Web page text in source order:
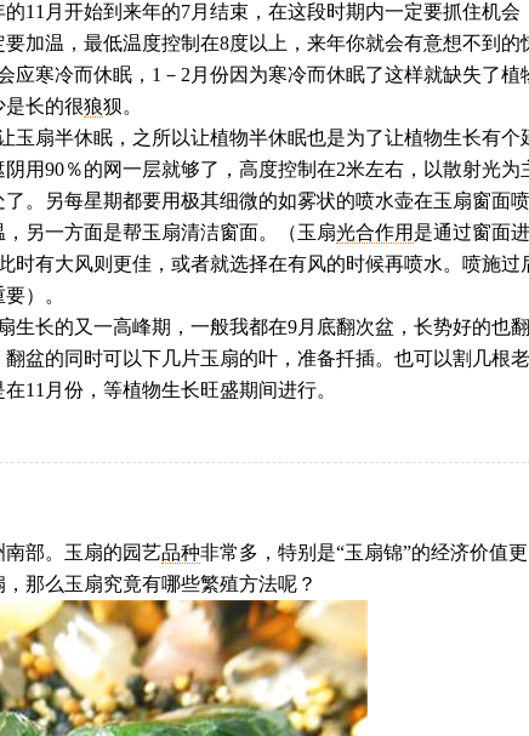
月开始到来年的7月结束，在这段时期内一定要抓住机会
加温，最低温度控制在8度以上，来年你就会有意想不到的
应寒冷而休眠，1－2月份因为寒冷而休眠了这样就缺失了植
是长的很狼狈。
玉扇半休眠，之所以让植物半休眠也是为了让植物生长有个
用90％的网一层就够了，高度控制在2米左右，以散射光为
。另每星期都要用极其细微的如雾状的喷水壶在玉扇窗面
另一方面是帮玉扇清洁窗面。（玉扇光合作用 是通过窗面
时有大风则更佳，或者就选择在有风的时候再喷水。喷施过
）。
长的又一高峰期，一般我都在9月底翻次盆，长势好的也
盆的同时可以下几片玉扇的叶，准备扦插。也可以割几根老
11月份，等植物生长旺盛期间进行。
南部。玉扇的园艺品种非常多，特别是“玉扇锦”的经济价值更
那么玉扇究竟有哪些繁殖方法呢？